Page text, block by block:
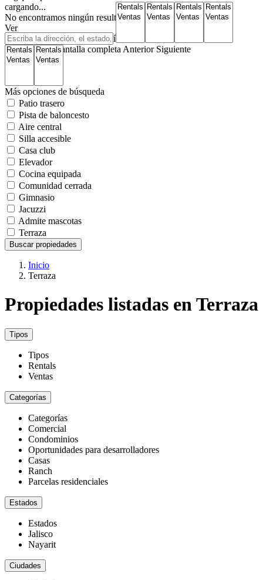
cargando...
No encontramos ningún resultado
Ver
Mapa de carreteras Satélite Híbrido
Mi ubicación Pantalla completa Anterior Siguiente
Más opciones de búsqueda
Patio trasero
Pista de baloncesto
Aire central
Silla accesible
Casa club
Elevador
Cocina equipada
Comunidad cerrada
Gimnasio
Jacuzzi
Admite mascotas
Terraza
Buscar propiedades
Inicio
Terraza
Propiedades listadas en Terraza
Tipos
Tipos
Rentals
Ventas
Categorías
Categorías
Comercial
Condominios
Oportunidades para desarrolladores
Casas
Ranch
Parcelas residenciales
Estados
Estados
Jalisco
Nayarit
Ciudades